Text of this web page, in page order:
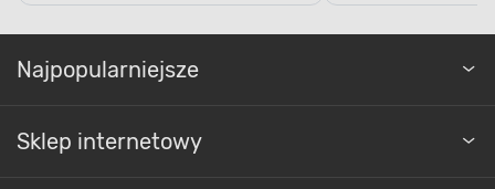
Najpopularniejsze
Sklep internetowy